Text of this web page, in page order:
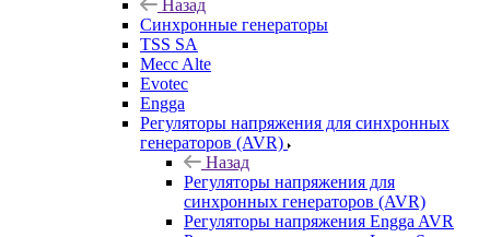
Назад
Синхронные генераторы
TSS SA
Mecc Alte
Evotec
Engga
Регуляторы напряжения для синхронных
генераторов (AVR)
Назад
Регуляторы напряжения для
синхронных генераторов (AVR)
Регуляторы напряжения Engga AVR